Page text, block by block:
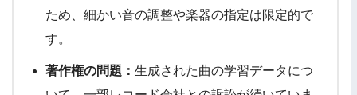
ため、細かい音の調整や楽器の指定は限定的で
す。
著作権の問題： 生成された曲の学習データにつ